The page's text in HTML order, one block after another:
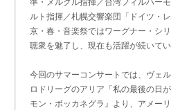
ルト指揮／札幌交響楽団「ドイツ・
京・春・音楽祭ではワーグナー・シ
聴衆を魅了し、現在も活躍が続いてい
今回のサマーコンサートでは、ヴェ
ロドリーグのアリア「私の最後の日
モン・ボッカネグラ』より、アメー